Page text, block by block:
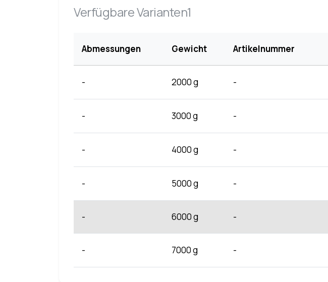
Verfügbare Varianten1
Abmessungen Gewicht Artikelnummer
- 2000 g -
- 3000 g -
- 4000 g -
- 5000 g -
- 6000 g -
- 7000 g -